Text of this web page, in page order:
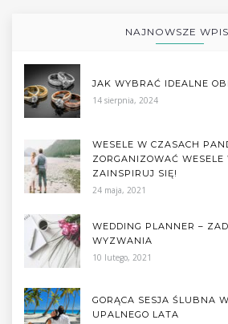
NAJNOWSZE
JAK WYBRAĆ IDEALNE
14 sierpnia, 2024
WESELE W CZASACH
ZORGANIZOWAĆ WESELE
ZAINSPIRUJ SIĘ!
24 maja, 2021
WEDDING PLANNER –
WYZWANIA
10 lutego, 2021
GORĄCA SESJA ŚLUBNA
UPALNEGO LATA